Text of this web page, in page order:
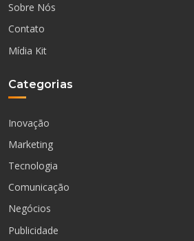
Sobre Nós
Contato
Mídia Kit
Categorias
Inovação
Marketing
Tecnologia
Comunicação
Negócios
Publicidade